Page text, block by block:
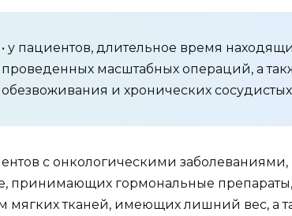
• у пациентов, длительное время
проведенных масштабных операций, а
обезвоживания и хронических
с онкологическими
принимающих гормональные
мягких тканей, имеющих лишний вес, а